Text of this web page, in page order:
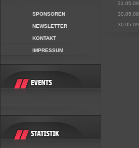
SPONSOREN
NEWSLETTER
KONTAKT
IMPRESSUM
31.05.09
30.05.09
30.05.09